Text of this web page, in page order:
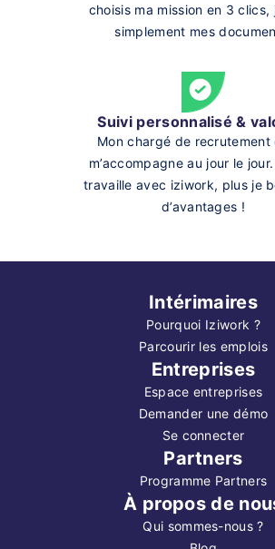
choisis ma mission en 3 clics,
simplement mes
Suivi personnalisé &
Mon chargé de recrutement
m’accompagne au jour le
travaille avec iziwork, plus je
d’avantages !
Intérimaires
Pourquoi Iziwork ?
Parcourir les emplois
Entreprises
Espace entreprises
Demander une démo
Se connecter
Partners
Programme Partners
À propos de
Qui sommes-nous ?